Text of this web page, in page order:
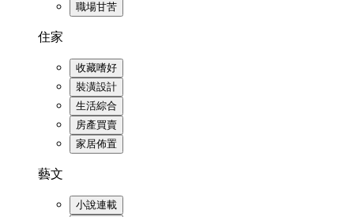
職場甘苦
住家
收藏嗜好
裝潢設計
生活綜合
房產買賣
家居佈置
藝文
小說連載